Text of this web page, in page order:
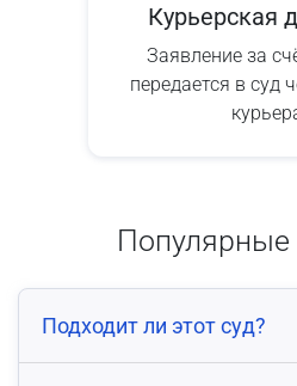
Курьерская
Заявление за
передается в суд
Подходит ли этот суд?